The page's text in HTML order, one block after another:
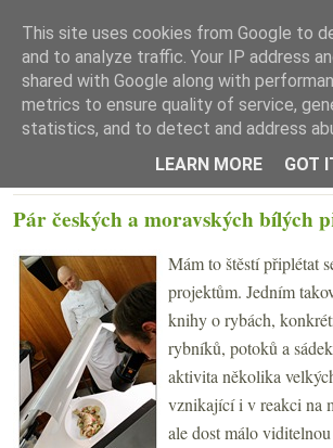
☰ Menu
Pár českých a moravských bílých
Mám to štěstí připlétat
projektům. Jedním
knihy o rybách,
rybníků, potoků a
aktivita několika
vznikající i v reakci na
ale dost málo
This site uses cookies from Google to
and to analyze traffic. Your IP address
shared with Google along with
metrics to ensure quality of service,
statistics, and to detect and address
LEARN MORE
GOT